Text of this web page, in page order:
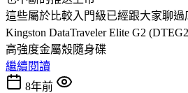
這些屬於比較入門級已經跟大家聊過
Kingston DataTraveler Elite G2
高強度金屬殼隨身碟
繼續閱讀
8年前